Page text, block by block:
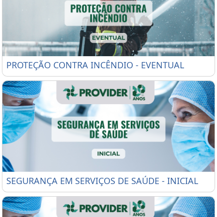
PROTEÇÃO CONTRA INCÊNDIO - EVENTUAL
PROTEÇÃO CONTRA INCÊNDIO - EVENTUAL
SEGURANÇA EM SERVIÇOS DE SAÚDE - INICIAL
SEGURANÇA EM SERVIÇOS DE SAÚDE - INICIAL